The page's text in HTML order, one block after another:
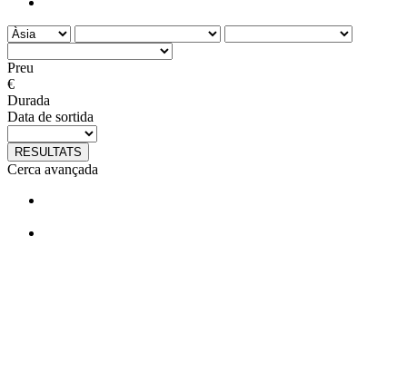
Preu
€
Durada
Data de sortida
RESULTATS
Cerca avançada